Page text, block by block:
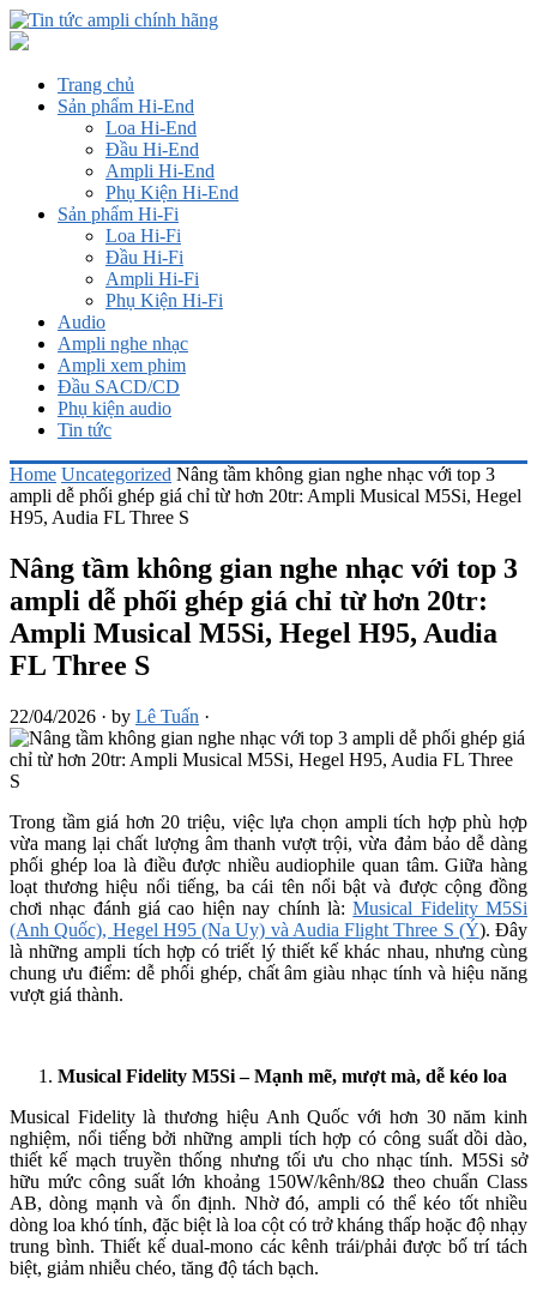
Trang chủ
Sản phẩm Hi-End
Loa Hi-End
Đầu Hi-End
Ampli Hi-End
Phụ Kiện Hi-End
Sản phẩm Hi-Fi
Loa Hi-Fi
Đầu Hi-Fi
Ampli Hi-Fi
Phụ Kiện Hi-Fi
Audio
Ampli nghe nhạc
Ampli xem phim
Đầu SACD/CD
Phụ kiện audio
Tin tức
Home Uncategorized Nâng tầm không gian nghe nhạc với top 3
ampli dễ phối ghép giá chỉ từ hơn 20tr: Ampli Musical M5Si, Hegel
H95, Audia FL Three S
Nâng tầm không gian nghe nhạc với top 3
ampli dễ phối ghép giá chỉ từ hơn 20tr:
Ampli Musical M5Si, Hegel H95, Audia
FL Three S
22/04/2026 · by Lê Tuấn ·
Trong tầm giá hơn 20 triệu, việc lựa chọn ampli tích hợp phù hợp
vừa mang lại chất lượng âm thanh vượt trội, vừa đảm bảo dễ dàng
phối ghép loa là điều được nhiều audiophile quan tâm. Giữa hàng
loạt thương hiệu nổi tiếng, ba cái tên nổi bật và được cộng đồng
chơi nhạc đánh giá cao hiện nay chính là:Musical Fidelity M5Si
(Anh Quốc), Hegel H95 (Na Uy) và Audia Flight Three S (Ý). Đây
là những ampli tích hợp có triết lý thiết kế khác nhau, nhưng cùng
chung ưu điểm: dễ phối ghép, chất âm giàu nhạc tính và hiệu năng
vượt giá thành.
Musical Fidelity M5Si –Mạnh mẽ, mượt mà, dễ kéo loa
Musical Fidelity là thương hiệu Anh Quốc với hơn 30 năm kinh
nghiệm, nổi tiếng bởi những ampli tích hợp có công suất dồi dào,
thiết kế mạch truyền thống nhưng tối ưu cho nhạc tính. M5Si sở
hữu mức công suất lớn khoảng 150W/kênh/8Ω theo chuẩn Class
AB, dòng mạnh và ổn định. Nhờ đó, ampli có thể kéo tốt nhiều
dòng loa khó tính, đặc biệt là loa cột có trở kháng thấp hoặc độ nhạy
trung bình. Thiết kế dual-mono các kênh trái/phải được bố trí tách
biệt, giảm nhiễu chéo, tăng độ tách bạch.